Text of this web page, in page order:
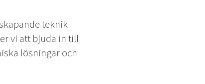
teknik
vi att bjuda in till
lösningar och